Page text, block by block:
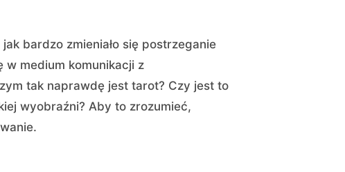
bardzo zmieniało się postrzeganie
w medium komunikacji z
tak naprawdę jest tarot? Czy jest to
wyobraźni? Aby to zrozumieć,